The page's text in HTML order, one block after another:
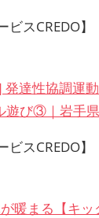
ビスCREDO
達性協調運
遊び③｜岩手
ビスCREDO
暖まる【キ